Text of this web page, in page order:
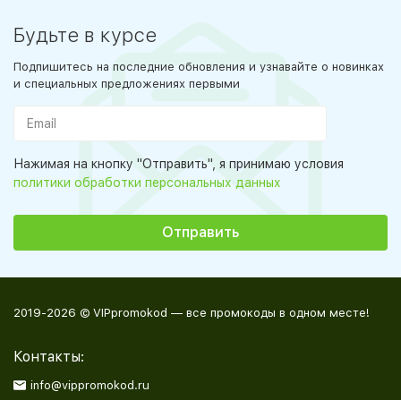
Будьте в курсе
Подпишитесь на последние обновления и узнавайте о новинках
и специальных предложениях первыми
Нажимая на кнопку "Отправить", я принимаю условия
политики обработки персональных данных
2019-2026 © VIPpromokod — все промокоды в одном месте!
Контакты:
info@vippromokod.ru